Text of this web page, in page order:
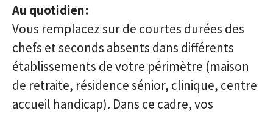
Au quotidien:
Vous remplacez sur de courtes durées des
chefs et seconds absents dans différents
établissements de votre périmètre (maison
de retraite, résidence sénior, clinique, centre
accueil handicap). Dans ce cadre, vos